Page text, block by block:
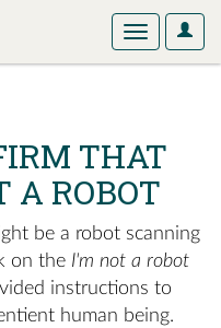
User
Toggle
THAT
A ROBOT
be a robot scanning
on the I'm not a robot
instructions to
human being.